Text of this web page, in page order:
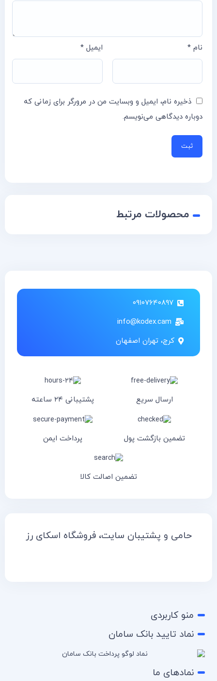
نام * ایمیل*
ذخیره نام، ایمیل و وبسایت من در مرورگر برای زمانی که
دوباره دیدگاهی می‌نویسم.
محصولات مرتبط
۰۹۱۰۷۶۴۰۸۹۷
info@kodex.cam
کرج، تهران اصفهان
ارسال سریع پشتیبانی ۲۴ ساعته
تضمین بازگشت پول پرداخت ایمن
تضمین اصالت کالا
حامی و پشتیبان سایت، فروشگاه اسکای رز
منو کاربردی
نماد تایید بانک سامان
نمادهای ما